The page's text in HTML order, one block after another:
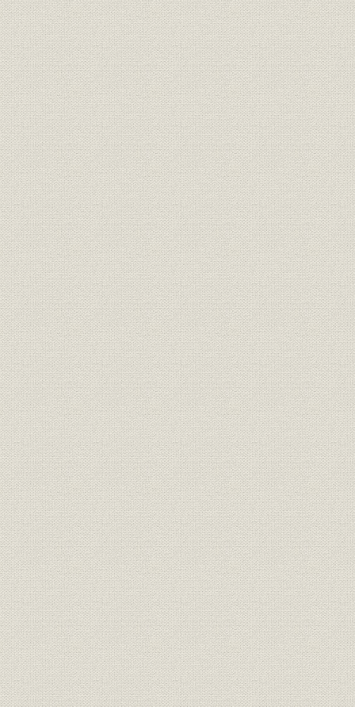
株式の状況
大株主
所有者別状況
株価の推移
組織図
ADEKA環境ビジョン
ADEKAの社会的責任(CSR)への取り組みについて
主な社会貢献活動
国内拠点
海外拠点
国内主要グループ会社
海外主要グループ会社
特許出願数の推移
対外発表・論文数
表彰
クラブ活動
年表
後口絵
索引
参考文献
あとがき